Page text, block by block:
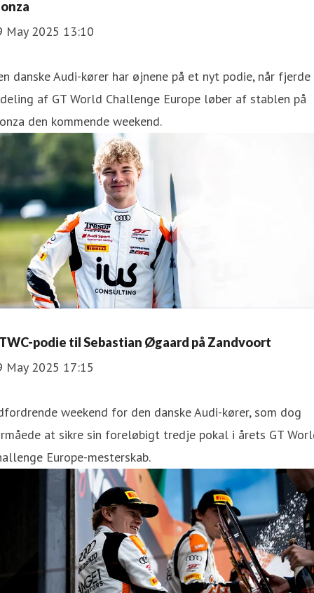
May 2025 13:10
danske Audi-kører har øjnene på et nyt podie, når fjerde
af GT World Challenge Europe løber af stablen på
den kommende weekend.
podie til Sebastian Øgaard på Zandvoort
May 2025 17:15
weekend for den danske Audi-kører, som dog
at sikre sin foreløbigt tredje pokal i årets GT
Europe-mesterskab.